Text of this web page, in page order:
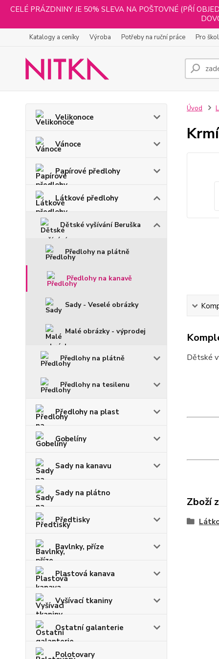
CELÉ PRÁZDNINY JE 50% SLEVA NA POŠTOVNÉ (PŘÍ
Katalogy a ceníky Výroba Potřeby na ruční práce Pro
Velikonoce
Vánoce
Papírové předlohy
Látkové předlohy
Dětské vyšívání Beruška
Předlohy na plátně
Předlohy na kanavě
Sady - Veselé obrázky
Malé obrázky - výprodej
Předlohy na plátně
Předlohy na tesilenu
Předlohy na plast
Gobelíny
Sady na kanavu
Sady na plátno
Předtisky
Bavlnky, příze
Plastová kanava
Vyšívací tkaniny
Ostatní galanterie
Polotovary
Úvod
Dětské
Zboží